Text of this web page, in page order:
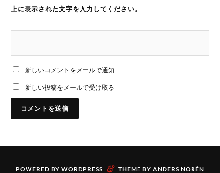
上に表示された文字を入力してください。
新しいコメントをメールで通知
新しい投稿をメールで受け取る
POWERED BY WORDPRESS & THEME BY ANDERS NORÉN